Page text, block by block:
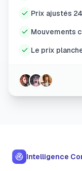
Prix ajustés
Mouvements
Le prix
Intelligence